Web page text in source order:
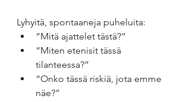
Lyhyitä, spontaaneja puheluita:
“Mitä ajattelet tästä?”
“Miten etenisit tässä
tilanteessa?”
“Onko tässä riskiä, jota emme
näe?”